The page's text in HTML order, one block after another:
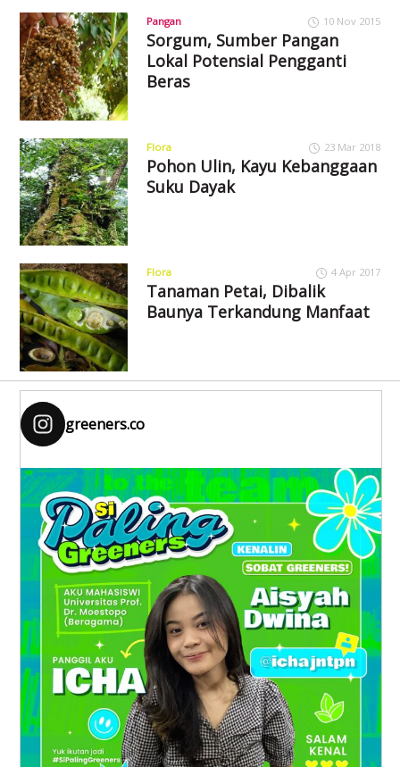
Pangan 10 Nov 2015
Sorgum, Sumber Pangan
Lokal Potensial Pengganti
Beras
Flora 23 Mar 2018
Pohon Ulin, Kayu Kebanggaan
Suku Dayak
Flora 4 Apr 2017
Tanaman Petai, Dibalik
Baunya Terkandung Manfaat
greeners.co